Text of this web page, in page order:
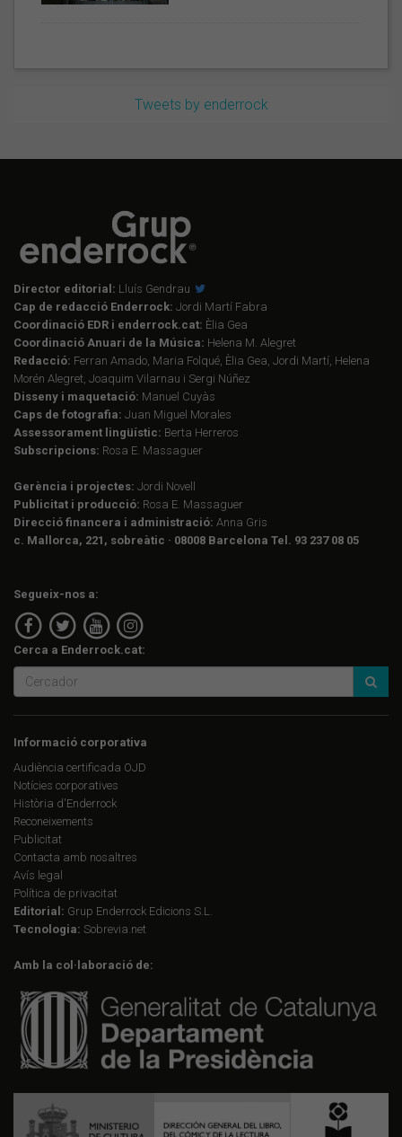
Tweets by enderrock
Director editorial: Lluís Gendrau
Cap de redacció Enderrock: Jordi Martí Fabra
Coordinació EDR i enderrock.cat: Èlia Gea
Coordinació Anuari de la Música: Helena M. Alegret
Redacció: Ferran Amado, Maria Folqué, Èlia Gea, Jordi Martí, Helena
Morén Alegret, Joaquim Vilarnau i Sergi Núñez
Disseny i maquetació: Manuel Cuyàs
Caps de fotografia: Juan Miguel Morales
Assessorament lingüístic: Berta Herreros
Subscripcions: Rosa E. Massaguer
Gerència i projectes: Jordi Novell
Publicitat i producció: Rosa E. Massaguer
Direcció financera i administració: Anna Gris
c. Mallorca, 221, sobreàtic · 08008 Barcelona Tel. 93 237 08 05
Segueix-nos a:
Cerca a Enderrock.cat:
Informació corporativa
Audiència certificada OJD
Notícies corporatives
Història d'Enderrock
Reconeixements
Publicitat
Contacta amb nosaltres
Avís legal
Política de privacitat
Editorial: Grup Enderrock Edicions S.L.
Tecnologia: Sobrevia.net
Amb la col·laboració de: